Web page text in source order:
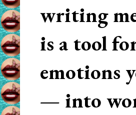
writing
is a tool
emotions
— into